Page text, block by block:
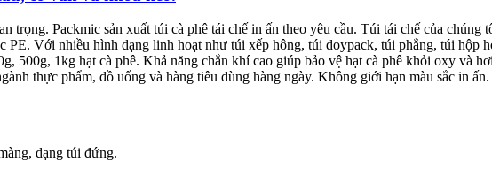
trọng. Packmic sản xuất túi cà phê tái chế in ấn theo yêu cầu. Túi tái chế của
PE. Với nhiều hình dạng linh hoạt như túi xếp hông, túi doypack, túi phẳng, túi hộp
500g, 1kg hạt cà phê. Khả năng chắn khí cao giúp bảo vệ hạt cà phê khỏi oxy và
thực phẩm, đồ uống và hàng tiêu dùng hàng ngày. Không giới hạn màu sắc in